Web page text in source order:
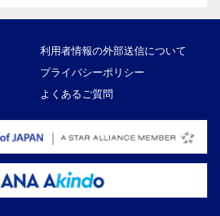
利用者情報の外部送信について
プライバシーポリシー
よくあるご質問